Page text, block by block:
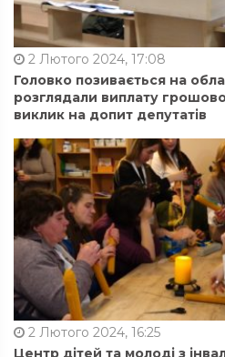
2 Лютого 2024, 17:08
Головко позивається на
розглядали виплату
виклик на допит депутатів
2 Лютого 2024, 16:25
Центр дітей та молоді з